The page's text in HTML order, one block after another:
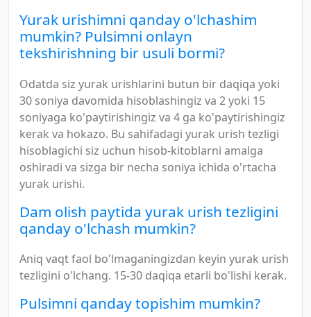
Yurak urishimni qanday o'lchashim
mumkin? Pulsimni onlayn
tekshirishning bir usuli bormi?
Odatda siz yurak urishlarini butun bir daqiqa yoki
30 soniya davomida hisoblashingiz va 2 yoki 15
soniyaga ko'paytirishingiz va 4 ga ko'paytirishingiz
kerak va hokazo. Bu sahifadagi yurak urish tezligi
hisoblagichi siz uchun hisob-kitoblarni amalga
oshiradi va sizga bir necha soniya ichida o'rtacha
yurak urishi.
Dam olish paytida yurak urish tezligini
qanday o'lchash mumkin?
Aniq vaqt faol bo'lmaganingizdan keyin yurak urish
tezligini o'lchang. 15-30 daqiqa etarli bo'lishi kerak.
Pulsimni qanday topishim mumkin?